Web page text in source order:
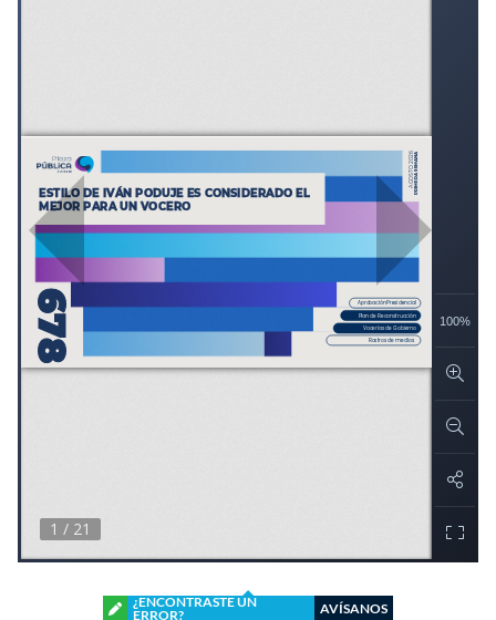
¿ENCONTRASTE UN
ERROR?
AVÍSANOS